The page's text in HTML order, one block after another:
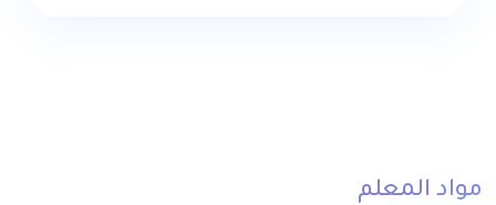
مواد المعلم